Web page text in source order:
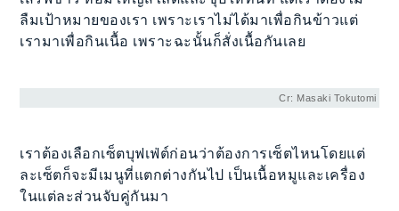
ลืมเป้าหมายของเรา เพราะเราไม่ได้มาเพื่อกินข้าวแต่
เรามาเพื่อกินเนื้อ เพราะฉะนั้นก็สั่งเนื้อกันเลย
Cr: Masaki Tokutomi
เราต้องเลือกเซ็ตบุฟเฟ่ต์ก่อนว่าต้องการเซ็ตไหนโดยแต่
ละเซ็ตก็จะมีเมนูที่แตกต่างกันไป เป็นเนื้อหมูและเครื่อง
ในแต่ละส่วนจับคู่กันมา